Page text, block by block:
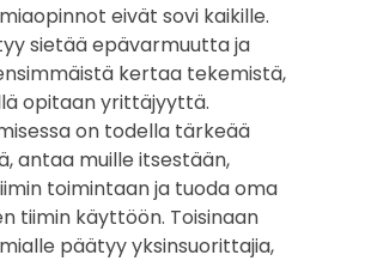
eivät sovi kaikille.
sietää epävarmuutta ja
kertaa tekemistä,
opitaan yrittäjyyttä.
on todella tärkeää
antaa muille itsestään,
toimintaan ja tuoda oma
tiimin käyttöön. Toisinaan
päätyy yksinsuorittajia,